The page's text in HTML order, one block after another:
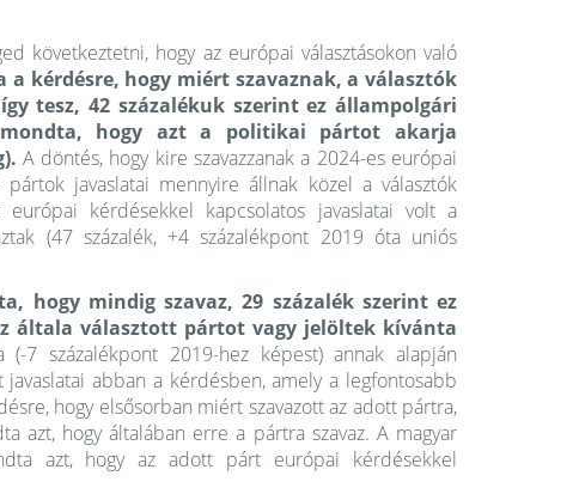
következtetni, hogy az európai választásokon való
a kérdésre, hogy miért szavaznak, a választók
tesz, 42 százalékuk szerint ez állampolgári
mondta, hogy azt a politikai pártot akarja
A döntés, hogy kire szavazzanak a 2024-es európai
javaslatai mennyire állnak közel a választók
kérdésekkel kapcsolatos javaslatai volt a
(47 százalék, +4 százalékpont 2019 óta uniós
hogy mindig szavaz, 29 százalék szerint ez
általa választott pártot vagy jelöltek kívánta
(-7 százalékpont 2019-hez képest) annak alapján
abban a kérdésben, amely a legfontosabb
hogy elsősorban miért szavazott az adott pártra,
azt, hogy általában erre a pártra szavaz. A magyar
azt, hogy az adott párt európai kérdésekkel